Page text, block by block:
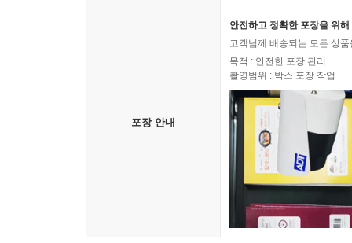
포장 안내
안전하고 정확한 포장을 위
고객님께 배송되는 모든 상
목적 : 안전한 포장 관리
촬영범위 : 박스 포장 작업